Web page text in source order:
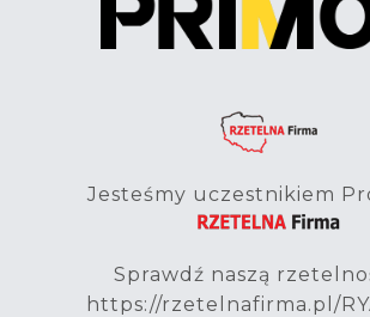
Jesteśmy uczestnikiem
Sprawdź naszą
https://rzetelnafirma.pl/